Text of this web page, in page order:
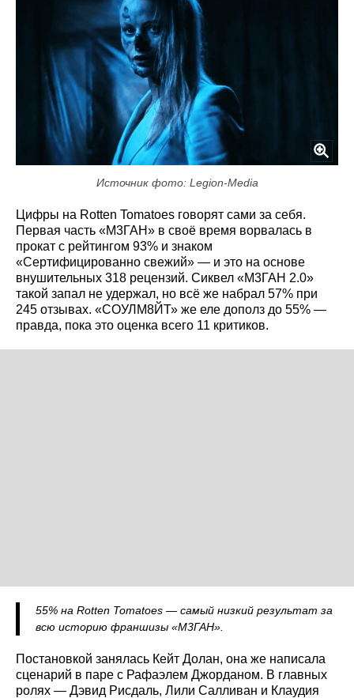
Источник фото: Legion-Media
Цифры на Rotten Tomatoes говорят сами за себя.
Первая часть «М3ГАН» в своё время ворвалась в
прокат с рейтингом 93% и знаком
«Сертифицированно свежий» — и это на основе
внушительных 318 рецензий. Сиквел «М3ГАН 2.0»
такой запал не удержал, но всё же набрал 57% при
245 отзывах. «СОУЛМ8ЙТ» же еле дополз до 55% —
правда, пока это оценка всего 11 критиков.
55% на Rotten Tomatoes — самый низкий результат за
всю историю франшизы «М3ГАН».
Постановкой занялась Кейт Долан, она же написала
сценарий в паре с Рафаэлем Джорданом. В главных
ролях — Дэвид Рисдаль, Лили Салливан и Клаудия